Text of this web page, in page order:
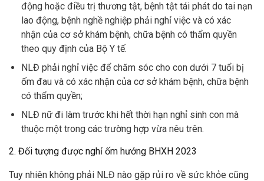
động hoặc điều trị thương tật, bệnh tật tái phát do tai nạn
lao động, bệnh nghề nghiệp phải nghỉ việc và có xác
nhận của cơ sở khám bệnh, chữa bệnh có thẩm quyền
theo quy định của Bộ Y tế.
NLĐ phải nghỉ việc để chăm sóc cho con dưới 7 tuổi bị
ốm đau và có xác nhận của cơ sở khám bệnh, chữa bệnh
có thẩm quyền;
NLĐ nữ đi làm trước khi hết thời hạn nghỉ sinh con mà
thuộc một trong các trường hợp vừa nêu trên.
2. Đối tượng được nghỉ ốm hưởng BHXH 2023
Tuy nhiên không phải NLĐ nào gặp rủi ro về sức khỏe cũng